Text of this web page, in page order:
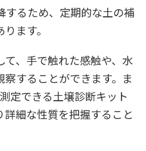
するため、定期的な土の補
ます。
、手で触れた感触や、水
することができます。ま
定できる土壌診断キット
細な性質を把握すること